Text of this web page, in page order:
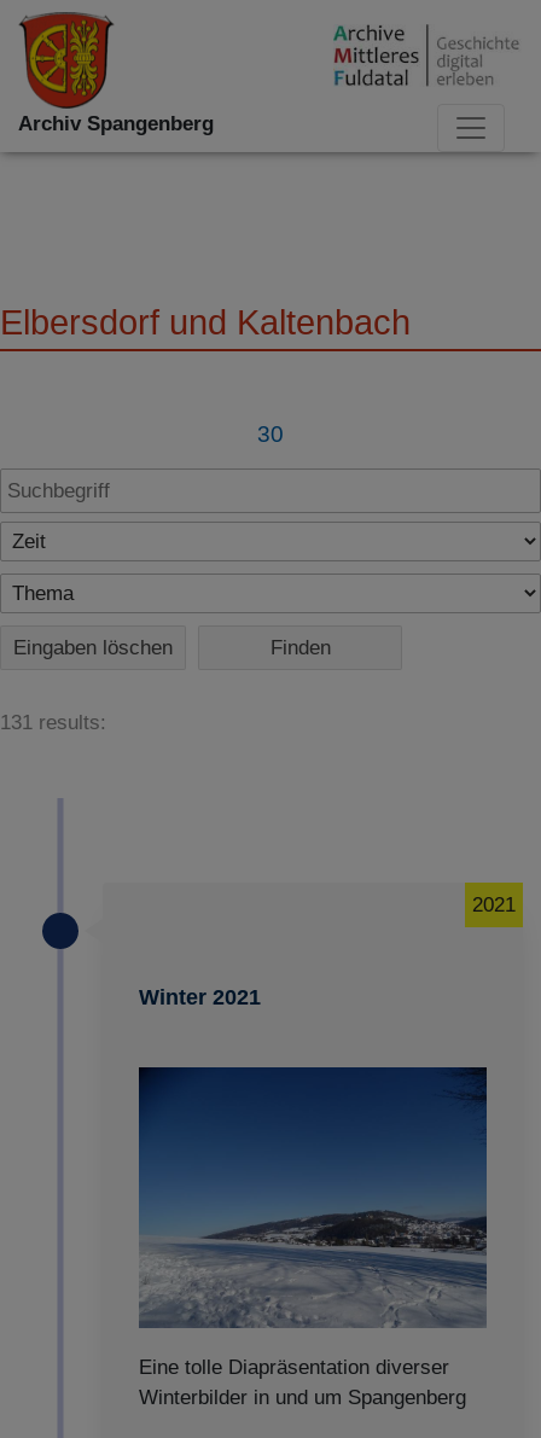
Archiv Spangenberg
Elbersdorf und Kaltenbach
30
Eingaben löschen
131 results:
Winter 2021
2021
Eine tolle Diapräsentation diverser
Winterbilder in und um Spangenberg